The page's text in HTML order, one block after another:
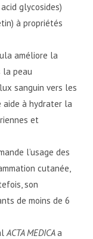
glycosides)
à propriétés
améliore la
la peau
sanguin vers les
aide à hydrater la
et
l’usage des
cutanée,
son
de moins de 6
ACTA MEDICAa